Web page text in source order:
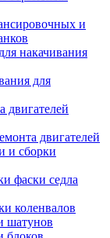
и
накачивания
для
двигателей
двигателей
и сборки
фаски седла
коленвалов
шатунов